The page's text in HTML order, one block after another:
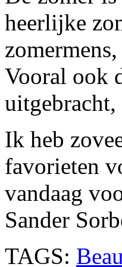
heerlijke
Vooral ook
uitgebracht,
Ik heb
favorieten
vandaag
Sander
TAGS: